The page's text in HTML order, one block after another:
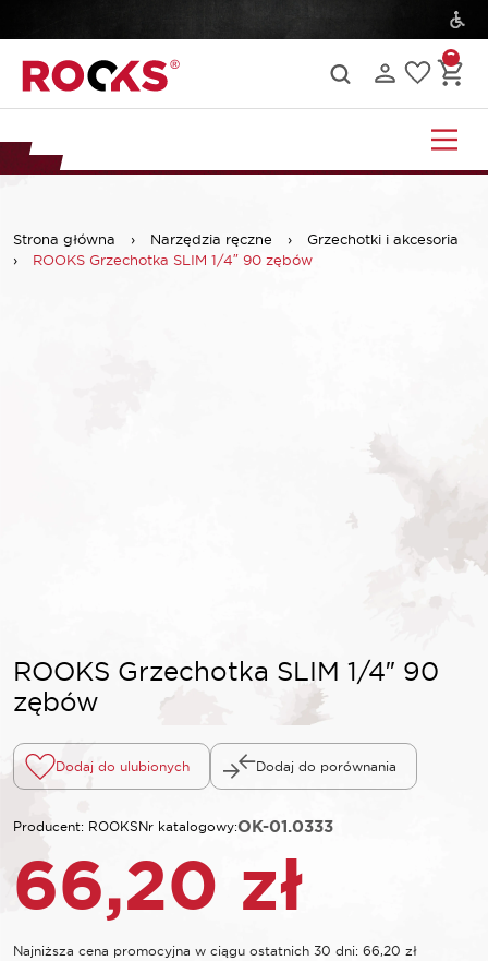
Strona główna › Narzędzia ręczne ›
Grzechotki i akcesoria
›
ROOKS Grzechotka SLIM 1/4″ 90 zębów
ROOKS Grzechotka SLIM 1/4″ 90
zębów
Dodaj do ulubionych Dodaj do porównania
Producent: ROOKSNr katalogowy:OK-01.0333
66,20 zł
Najniższa cena promocyjna w ciągu ostatnich 30 dni: 66,20 zł